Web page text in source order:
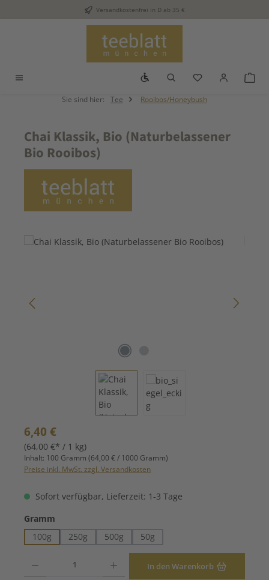
Zum Hauptinhalt springenVersandkostenfrei in D ab 35 €
Werkzeugleiste anzeigen
Du hast 0
Sie sind hier: Tee Rooibos/Honeybush
Chai Klassik, Bio (Naturbelassener
Bio Rooibos)
Bildergalerie überspringen
Regulärer Preis:
6,40 €
(64,00 €* / 1 kg)
Inhalt: 100 Gramm (64,00 € / 1000 Gramm)
Preise inkl. MwSt. zzgl. Versandkosten
Sofort verfügbar, Lieferzeit: 1-3 Tage
Gramm
100g
250g 500g 50g
In den Warenkorb